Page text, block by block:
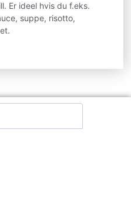
Er ideel hvis du f.eks.
suppe, risotto,